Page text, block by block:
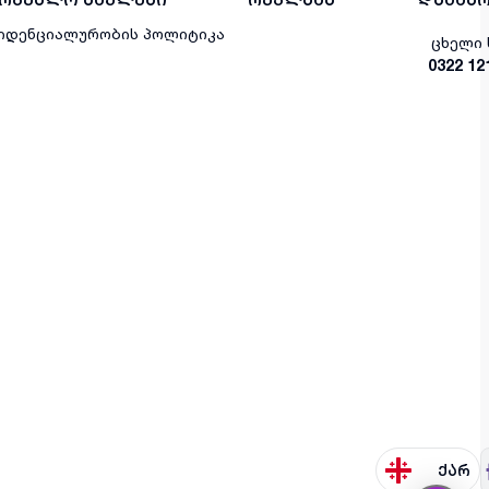
ქარ
პოლიტიკა
ცხელი
0322